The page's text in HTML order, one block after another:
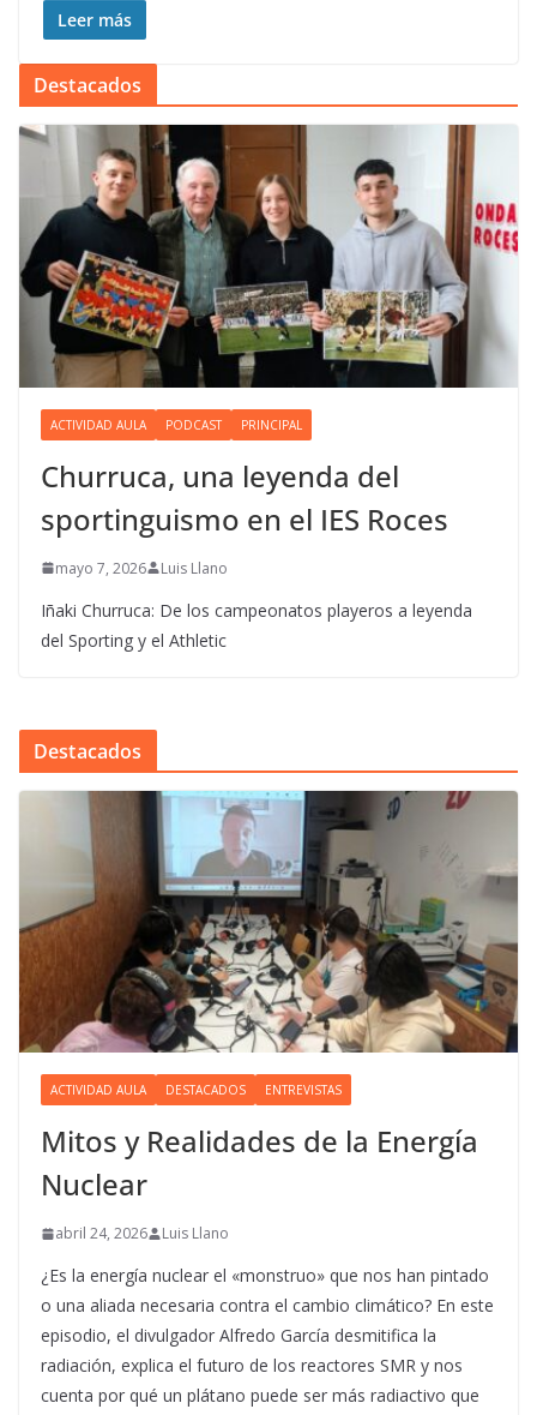
Leer más
Destacados
ACTIVIDAD AULA PODCAST PRINCIPAL
Churruca, una leyenda del
sportinguismo en el IES Roces
mayo 7, 2026 Luis Llano
Iñaki Churruca: De los campeonatos playeros a leyenda
del Sporting y el Athletic
Destacados
ACTIVIDAD AULA DESTACADOS ENTREVISTAS
Mitos y Realidades de la Energía
Nuclear
abril 24, 2026 Luis Llano
¿Es la energía nuclear el «monstruo» que nos han pintado
o una aliada necesaria contra el cambio climático? En este
episodio, el divulgador Alfredo García desmitifica la
radiación, explica el futuro de los reactores SMR y nos
cuenta por qué un plátano puede ser más radiactivo que